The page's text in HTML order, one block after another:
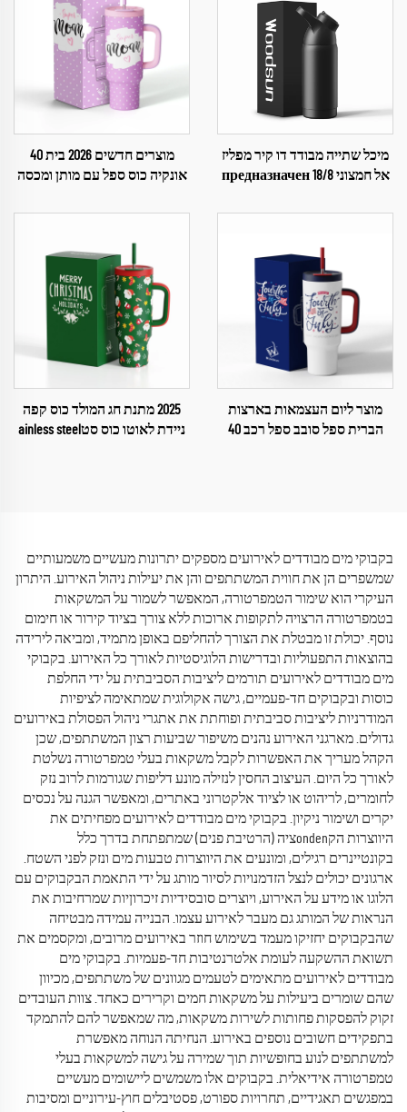
מיכל שתייה מבודד דו קיר מפליז
אל חמצוני 18/8 предназначен
מוצרים חדשים 2026 בית 40
אונקיה כוס ספל עם מותן ומכסה
מוצר ליום העצמאות בארצות
הברית ספל סובב ספל רכב 40
2025 מתנת חג המולד כוס קפה
ניידת לאוטו כוס סטainless steel
בקבוקי מים מבודדים לאירועים מספקים יתרונות מעשיים משמעותיים
שמשפרים הן את חווית המשתתפים והן את יעילות ניהול האירוע. היתרון
העיקרי הוא שימור הטמפרטורה, המאפשר לשמור על המשקאות
בטמפרטורה הרצויה לתקופות ארוכות ללא צורך בציוד קירור או חימום
נוסף. יכולת זו מבטלת את הצורך להחליפם באופן מתמיד, ומביאה לירידה
בהוצאות התפעוליות ובדרישות הלוגיסטיות לאורך כל האירוע. בקבוקי
מים מבודדים לאירועים תורמים ליציבות הסביבתית על ידי החלפת
כוסות ובקבוקים חד-פעמיים, גישה אקולוגית שמתאימה לציפיות
המודרניות ליציבות סביבתית ופוחתת את אתגרי ניהול הפסולת באירועים
גדולים. מארגני האירוע נהנים משיפור שביעות רצון המשתתפים, שכן
הקהל מעריך את האפשרות לקבל משקאות בעלי טמפרטורה נשלטת
לאורך כל היום. העיצוב החסין לנזילה מונע דליפות שגורמות לרוב נזק
לחומרים, לריהוט או לציוד אלקטרוני באתרים, ומאפשר הגנה על נכסים
יקרים ושימור ניקיון. בקבוקי מים מבודדים לאירועים מפחיתים את
היווצרות הקondenציה (הרטיבת פנים) שמתפתחת בדרך כלל
בקונטיינרים רגילים, ומונעים את היווצרות טבעות מים ונזק לפני השטח.
ארגונים יכולים לנצל הזדמנויות לסיור מותג על ידי התאמת הבקבוקים עם
הלוגו או מידע על האירוע, ויוצרים סובסידיות זיכרוןיות שמרחיבות את
הנראות של המותג גם מעבר לאירוע עצמו. הבנייה עמידה מבטיחה
שהבקבוקים יחזיקו מעמד בשימוש חוזר באירועים מרובים, ומקסמים את
תשואת ההשקעה לעומת אלטרנטיבות חד-פעמיות. בקבוקי מים
מבודדים לאירועים מתאימים לטעמים מגוונים של משתתפים, מכיוון
שהם שומרים ביעילות על משקאות חמים וקרירים כאחד. צוות העובדים
זקוק להפסקות פחותות לשירות משקאות, מה שמאפשר להם להתמקד
בתפקידים חשובים נוספים באירוע. הנחיתה הנוחה מאפשרת
למשתתפים לנוע בחופשיות תוך שמירה על גישה למשקאות בעלי
טמפרטורה אידיאלית. בקבוקים אלו משמשים ליישומים מעשיים
במפגשים תאגידיים, תחרויות ספורט, פסטיבלים חוץ-עירוניים ומסיבות